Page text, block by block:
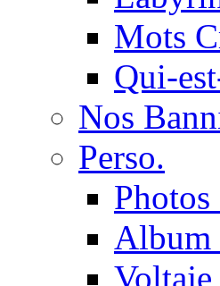
Mots
Qui-
Nos
Perso.
Album